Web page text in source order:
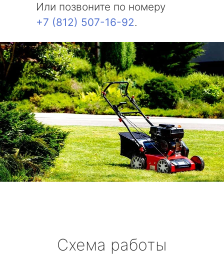
Или позвоните по номеру
+7 (812) 507-16-92.
Схема работы